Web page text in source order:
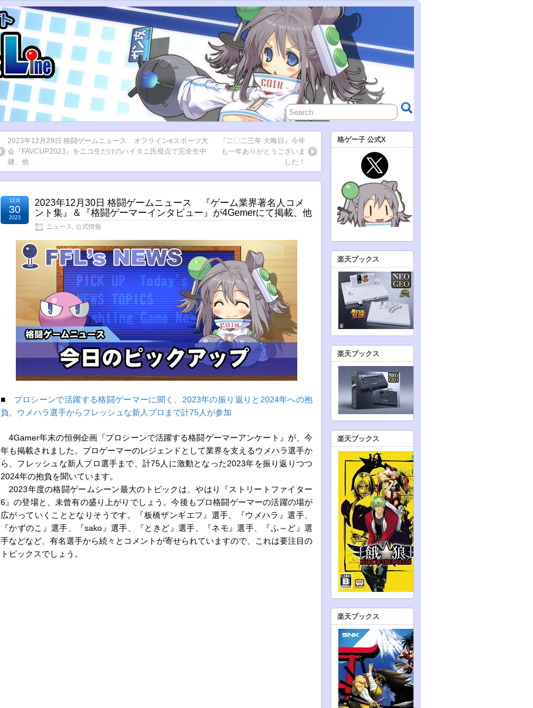
2023年12月29日 格闘ゲームニュース オフラインeスポーツ大
会『FAVCUP2023』をニコ生だけのハイタニ氏視点で完全生中
継、他
『二〇二三年 大晦日』今年
も一年ありがとうございま
した！
2023年12月30日 格闘ゲームニュース 『ゲーム業界著名人コメ
ント集』＆『格闘ゲーマーインタビュー』が4Gemerにて掲載、他
ニュース 公式情報
12月
30
2023
■ プロシーンで活躍する格闘ゲーマーに聞く、2023年の振り返りと2024年への抱
負。ウメハラ選手からフレッシュな新人プロまで計75人が参加
4Gamer年末の恒例企画『プロシーンで活躍する格闘ゲーマーアンケート』が、今
年も掲載されました。プロゲーマーのレジェンドとして業界を支えるウメハラ選手か
ら、フレッシュな新人プロ選手まで、計75人に激動となった2023年を振り返りつつ
2024年の抱負を聞いています。
2023年度の格闘ゲームシーン最大のトピックは、やはり『ストリートファイター
6』の登場と、未曾有の盛り上がりでしょう。今後もプロ格闘ゲーマーの活躍の場が
広がっていくこととなりそうです。『板橋ザンギエフ』選手、『ウメハラ』選手、
『かずのこ』選手、『sako』選手、『ときど』選手、『ネモ』選手、『ふ～ど』選
手などなど、有名選手から続々とコメントが寄せられていますので、これは要注目の
トピックスでしょう。
格ゲー子 公式X
楽天ブックス
楽天ブックス
楽天ブックス
楽天ブックス